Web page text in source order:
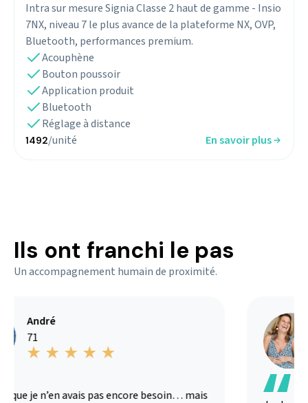
Intra sur mesure Signia Classe 2 haut de gamme - Insio
7NX, niveau 7 le plus avance de la plateforme NX, OVP,
Bluetooth, performances premium.
Acouphène
Bouton poussoir
Application produit
Bluetooth
Réglage à distance
1492/unité En savoir plus
Ils ont franchi le pas
Un accompagnement humain de proximité.
André
71
que je n’en avais pas encore besoin… mais